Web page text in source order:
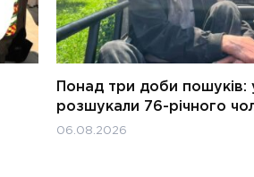
Понад три доби пошуків: у
розшукали 76-річного
06.08.2026